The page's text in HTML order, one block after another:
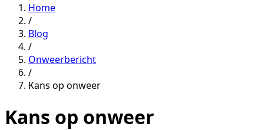
Home
/
Blog
/
Onweerbericht
/
Kans op onweer
Kans op onweer